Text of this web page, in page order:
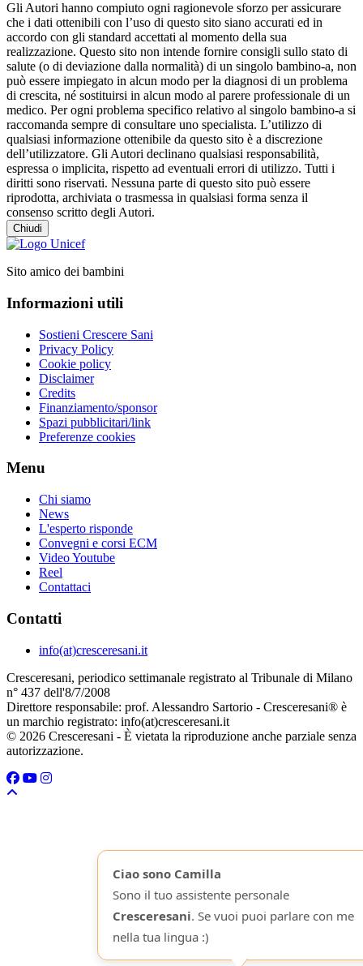
Gli Autori hanno compiuto ogni ragionevole sforzo per assicurare
che i dati ottenibili con l’uso di questo sito siano accurati ed in
accordo con gli standard accettati al momento della sua
realizzazione. Questo sito non intende fornire consigli sullo stato di
salute (o di deviazione dalla normalità) di un singolo bambino-a, non
può essere impiegato in alcun modo per la diagnosi di un problema
di crescita, né sostituirsi in alcun modo al parere professionale di un
medico. Per ogni problema specifico relativo al singolo bambino-a si
raccomanda sempre di consultare uno specialista. L’utilizzo di
qualsiasi informazione ottenibile da questo sito è a discrezione
dell’utilizzatore. Gli Autori declinano qualsiasi responsabilità,
espressa o implicita, rispetto ad eventuali errori di utilizzo. Tutti i
diritti sono riservati. Nessuna parte di questo sito può essere
riprodotta, archiviata o trasmessa in qualsiasi forma senza il
consenso scritto degli Autori.
Chiudi
Sito amico dei bambini
Informazioni utili
Sostieni Crescere Sani
Privacy Policy
Cookie policy
Disclaimer
Credits
Finanziamento/sponsor
Spazi pubblicitari/link
Preferenze cookies
Menu
Chi siamo
News
L'esperto risponde
Convegni e corsi ECM
Video Youtube
Reel
Contattaci
Contatti
info(at)cresceresani.it
Cresceresani, periodico settimanale registrato al Tribunale di Milano
n° 437 dell'8/7/2008
Direttore responsabile: prof. Alessandro Sartorio - Cresceresani® è
un marchio registrato: info(at)cresceresani.it
© 2026 Cresceresani - È vietata la riproduzione anche parziale senza
autorizzazione.
Ciao sono Camilla
Sono il tuo assistente personale
Cresceresani. Se vuoi puoi parlare con me
nella tua lingua :)